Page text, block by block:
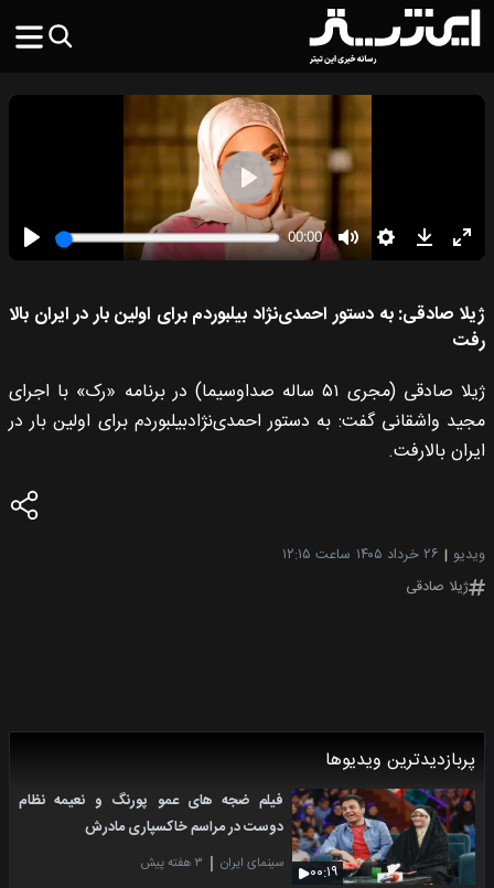
ژیلا صادقی: به دستور احمد‌ی‌نژاد بیلبوردم برای اولین بار در ایران بالا
رفت
ژیلا صادقی (مجری ۵۱ ساله صداوسیما) در برنامه «رک» با اجرای
مجید واشقانی گفت: به دستور احمد‌ی‌نژادبیلبوردم برای اولین بار در
ایران بالارفت.
ویدیو ۲۶ خرداد ۱۴۰۵
ساعت ۱۲:۱۵
ژیلا صادقی
پربازدیدترین ویدیوها
۰۰:۱۹
فیلم ضجه های عمو پورنگ و نعیمه نظام
دوست در مراسم خاکسپاری مادرش
سینمای ایران ۳ هفته پیش